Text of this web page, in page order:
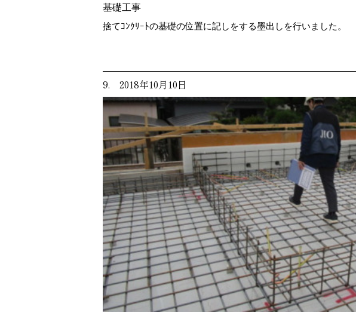
基礎工事
捨てｺﾝｸﾘｰﾄの基礎の位置に記しをする墨出しを行いました。
9. 2018年10月10日